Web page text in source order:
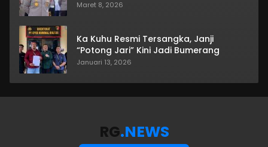
Maret 8, 2026
Ka Kuhu Resmi Tersangka, Janji
“Potong Jari” Kini Jadi Bumerang
Januari 13, 2026
RG.NEWS